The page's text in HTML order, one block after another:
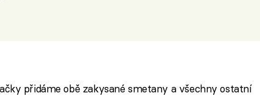
přidáme obě zakysané smetany a všechny ostatní